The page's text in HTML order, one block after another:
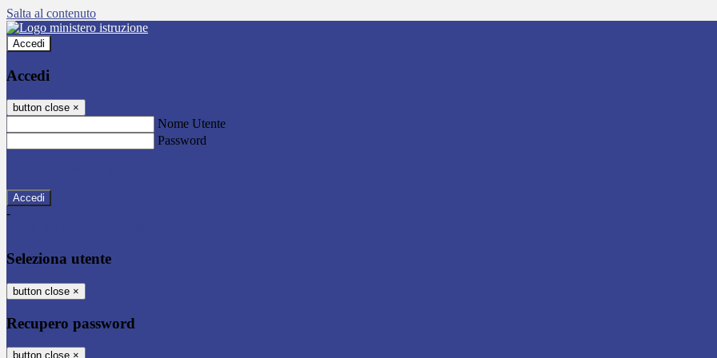
Salta al contenuto
Accedi
Accedi
button close ×
Nome Utente
Password
-
Seleziona utente
button close ×
Recupero password
button close ×